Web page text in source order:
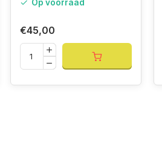
Moments
Op voorraad
€45,00